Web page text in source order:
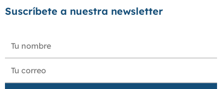
Suscríbete a nuestra newsletter